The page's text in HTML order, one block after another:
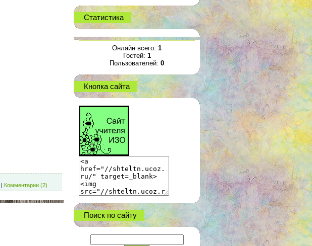
| Комментарии (2)
Статистика
Онлайн всего: 1
Гостей: 1
Пользователей: 0
Кнопка сайта
Поиск по сайту